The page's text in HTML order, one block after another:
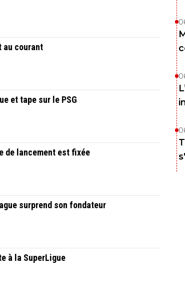
au courant
et tape sur le PSG
de lancement est fixée
surprend son fondateur
à la SuperLigue